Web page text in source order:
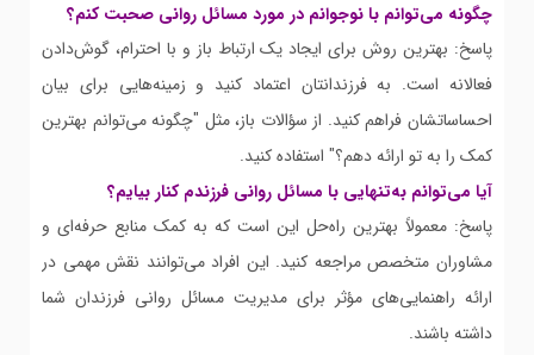
چگونه می‌توانم با نوجوانم در مورد مسائل روانی صحبت کنم؟
پاسخ: بهترین روش برای ایجاد یک ارتباط باز و با احترام، گوش‌دادن
فعالانه است. به فرزندانتان اعتماد کنید و زمینه‌هایی برای بیان
احساساتشان فراهم کنید. از سؤالات باز، مثل "چگونه می‌توانم بهترین
کمک را به تو ارائه دهم؟" استفاده کنید.
آیا می‌توانم به‌تنهایی با مسائل روانی فرزندم کنار بیایم؟
پاسخ: معمولاً بهترین راه‌حل این است که به کمک منابع حرفه‌ای و
مشاوران متخصص مراجعه کنید. این افراد می‌توانند نقش مهمی در
ارائه راهنمایی‌های مؤثر برای مدیریت مسائل روانی فرزندان شما
داشته باشند.